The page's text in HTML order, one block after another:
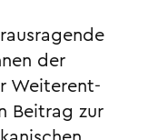
der
Weiter­ent­
Beitrag zur